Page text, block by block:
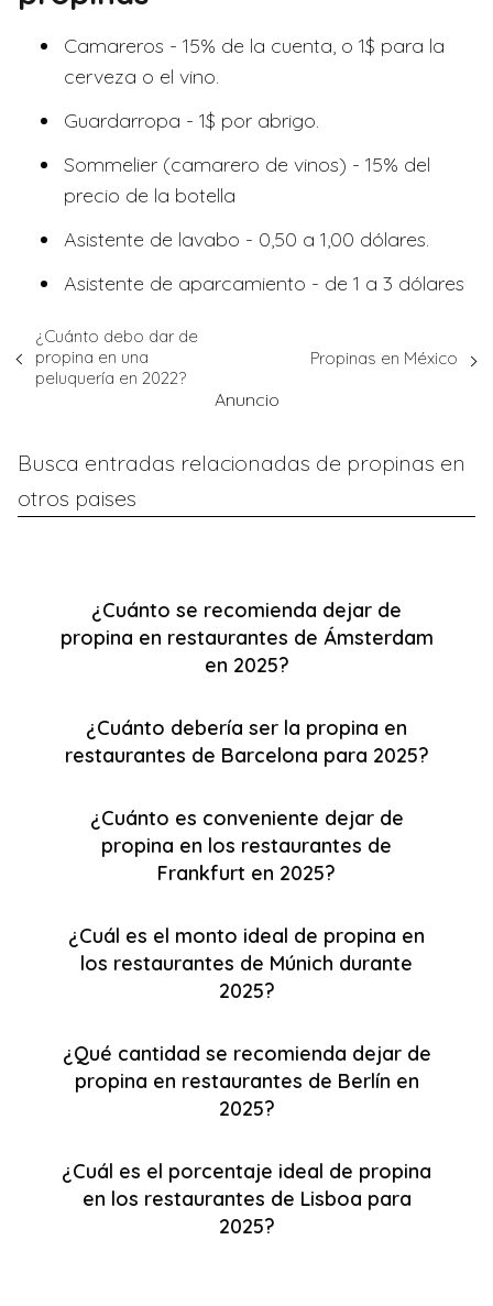
Camareros - 15% de la cuenta, o 1$ para la
cerveza o el vino.
Guardarropa - 1$ por abrigo.
Sommelier (camarero de vinos) - 15% del
precio de la botella
Asistente de lavabo - 0,50 a 1,00 dólares.
Asistente de aparcamiento - de 1 a 3 dólares
¿Cuánto debo dar de
propina en una
peluquería en 2022?
Propinas en México
Anuncio
Busca entradas relacionadas de propinas en
otros paises
¿Cuánto se recomienda dejar de
propina en restaurantes de Ámsterdam
en 2025?
¿Cuánto debería ser la propina en
restaurantes de Barcelona para 2025?
¿Cuánto es conveniente dejar de
propina en los restaurantes de
Frankfurt en 2025?
¿Cuál es el monto ideal de propina en
los restaurantes de Múnich durante
2025?
¿Qué cantidad se recomienda dejar de
propina en restaurantes de Berlín en
2025?
¿Cuál es el porcentaje ideal de propina
en los restaurantes de Lisboa para
2025?